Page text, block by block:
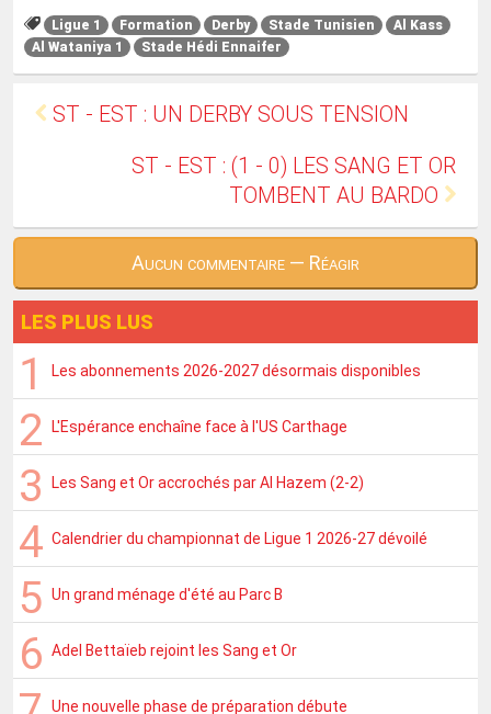
Ligue 1 Formation Derby Stade Tunisien
Al Kass
Al Wataniya 1
Stade Hédi Ennaifer
ST - EST : UN DERBY SOUS TENSION
ST - EST : (1 - 0) LES SANG ET OR
TOMBENT AU BARDO
Aucun commentaire — Réagir
LES PLUS LUS
Les abonnements 2026-2027 désormais disponibles
L'Espérance enchaîne face à l'US Carthage
Les Sang et Or accrochés par Al Hazem (2-2)
Calendrier du championnat de Ligue 1 2026-27 dévoilé
Un grand ménage d'été au Parc B
Adel Bettaïeb rejoint les Sang et Or
Une nouvelle phase de préparation débute